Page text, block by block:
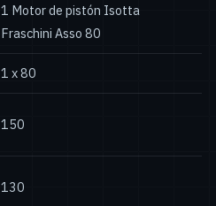
1 Motor de pistón Isotta
Fraschini Asso 80
1 x 80
150
130